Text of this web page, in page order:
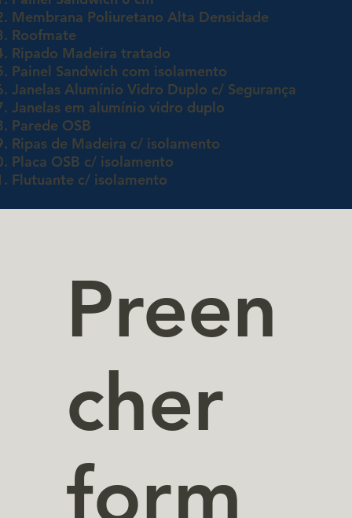
Preen
cher
form
Membrana Poliuretano Alta Densidade
Roofmate
Ripado Madeira tratado
Painel Sandwich com isolamento
Janelas Alumínio Vidro Duplo c/ Segurança
Janelas em alumínio vidro duplo
Parede OSB
Ripas de Madeira c/ isolamento
Placa OSB c/ isolamento
Flutuante c/ isolamento